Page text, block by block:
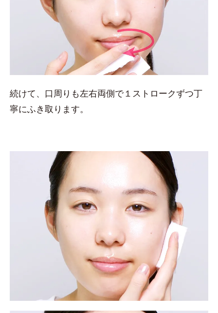
続けて、口周りも左右両側で１ストロークずつ丁
寧にふき取ります。